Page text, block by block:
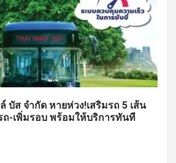
บัส จำกัด หายห่วง!เสริมรถ 5 เส้น
-เพิ่มรอบ พร้อมให้บริการทันที